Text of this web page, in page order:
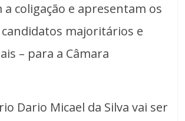
a coligação e apresentam os
majoritários e
– para a Câmara
Dario Micael da Silva vai ser